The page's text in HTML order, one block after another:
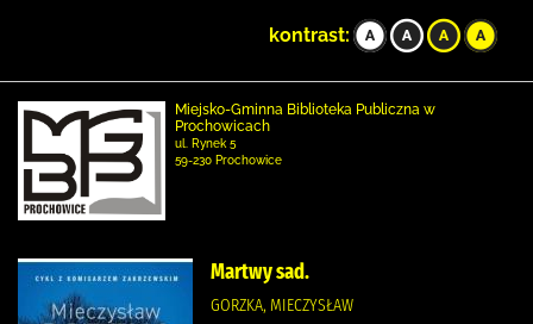
kontrast:
Miejsko-Gminna Biblioteka Publiczna w
Prochowicach
ul. Rynek 5
59-230 Prochowice
Martwy sad.
GORZKA, MIECZYSŁAW